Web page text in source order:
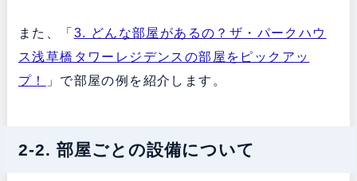
また、「 3. どんな部屋があるの？ザ・パークハウ
ス浅草橋タワーレジデンスの部屋をピックアッ
プ！
」で部屋の例を紹介します。
2-2. 部屋ごとの設備について